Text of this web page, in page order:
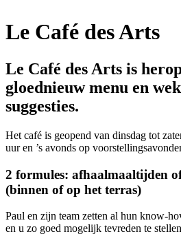
Le Café des Arts
Le Café des Arts is
gloednieuw menu en
suggesties.
Het café is geopend van dinsdag tot
uur en ’s avonds op
2 formules: afhaalmaaltijden
(binnen of op het terras)
Paul en zijn team zetten al hun know-
en u zo goed mogelijk tevreden te